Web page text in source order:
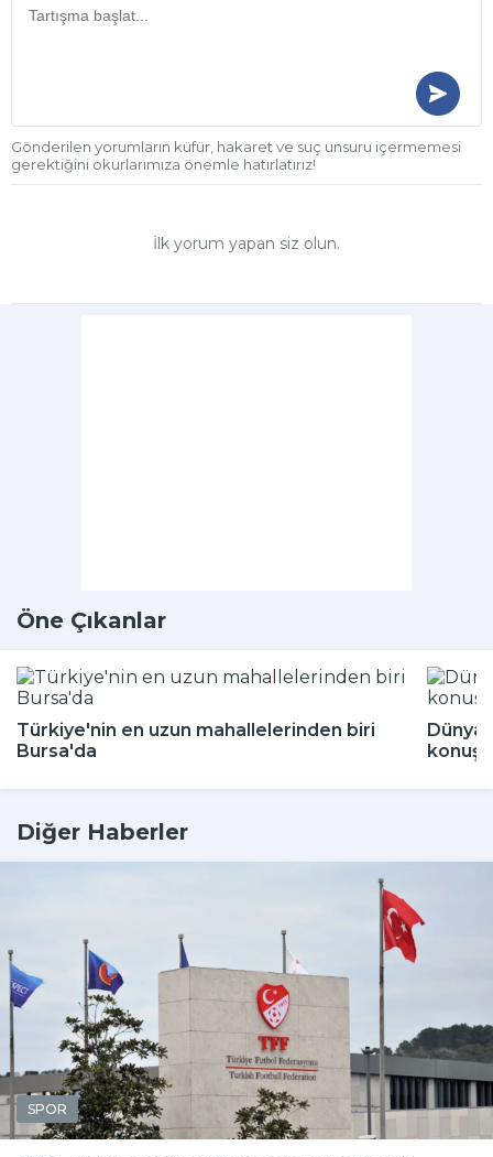
Gönderilen yorumların küfür, hakaret ve suç unsuru içermemesi
gerektiğini okurlarımıza önemle hatırlatırız!
İlk yorum yapan siz olun.
Öne Çıkanlar
Türkiye'nin en uzun mahallelerinden biri
Bursa'da
Dünya
Diğer Haberler
SPOR